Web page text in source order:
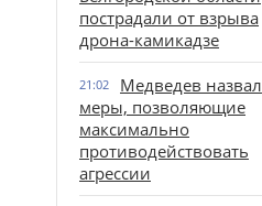
пострадали от взрыва
дрона-камикадзе
21:02
Медведев назвал
меры, позволяющие
максимально
противодействовать
агрессии